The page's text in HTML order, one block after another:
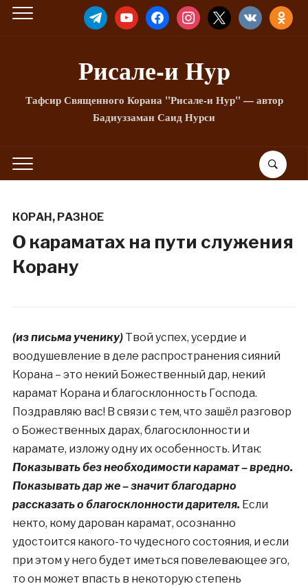
TELEGRAMYOUTUBEFACEBOOKINSTAGRAM
X VKONTAKTE
Рисале-и Hyp
Тафсир Священного Корана "Рисале-и Нур" — автор
Бадиуззаман Саид Нурси
КОРАН, РАЗНОЕ
О караматах на пути служения
Корану
(из письма ученику)Твой успех, усердие и
воодушевление в деле распространения сияний
Корана – это некий Божественный дар, некий
карамат Корана и благосклонность Господа.
Поздравляю вас! В связи с тем, что зашёл разговор
о Божественных дарах, благосклонности и
карамате, изложу одну их особенность. Итак:
Показывать без необходимости карамат – вредно.
Показывать дар же – значит благодарно
рассказать о благосклонности дарителя. Если
некто, кому дарован карамат, осознанно
удостоится какого-то чудесного состояния, и если
при этом у него будет иметься повелевающее эго,
то он может впасть в некоторую степень